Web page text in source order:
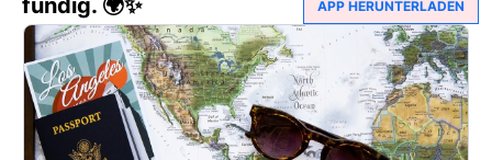
fündig. 🌍✨
APP HERUNTERLADEN